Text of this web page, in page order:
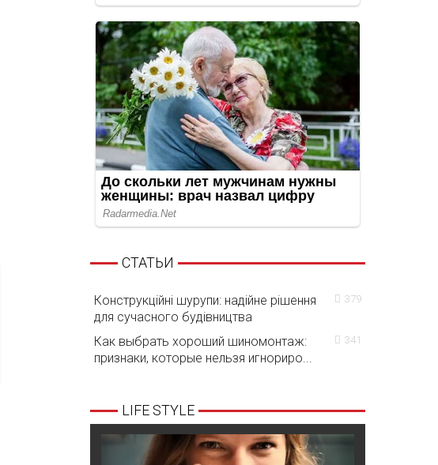
СТАТЬИ
Конструкційні шурупи: надійне рішення
для сучасного будівництва
379
Как выбрать хороший шиномонтаж:
признаки, которые нельзя игнориро...
341
LIFE STYLE